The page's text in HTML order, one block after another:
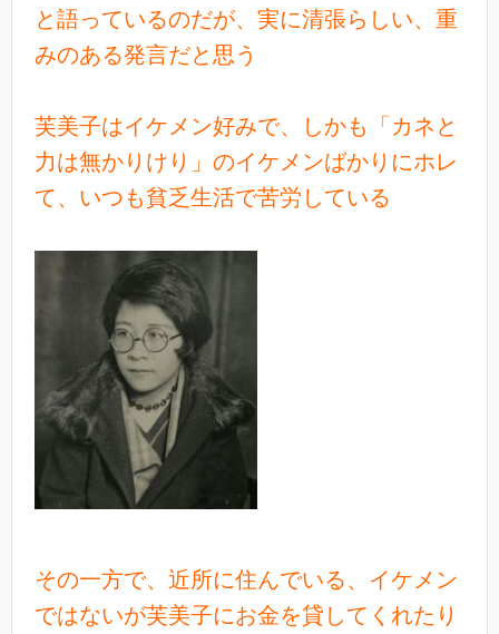
と語っているのだが、実に清張らしい、重
みのある発言だと思う
芙美子はイケメン好みで、しかも「カネと
力は無かりけり」のイケメンばかりにホレ
て、いつも貧乏生活で苦労している
その一方で、近所に住んでいる、イケメン
ではないが芙美子にお金を貸してくれたり